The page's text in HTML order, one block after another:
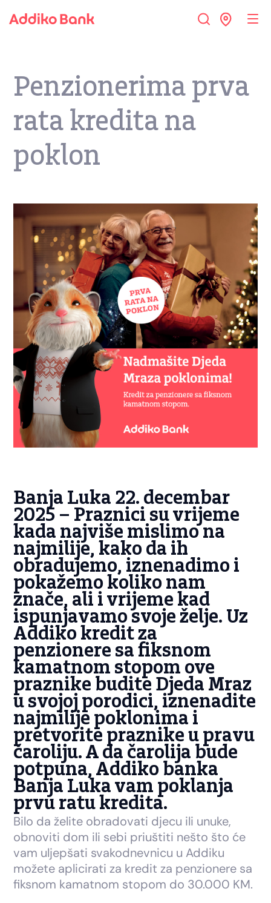
Penzionerima prva
rata kredita na
poklon
Banja Luka 22. decembar
2025 – Praznici su vrijeme
kada najviše mislimo na
najmilije, kako da ih
obradujemo, iznenadimo i
pokažemo koliko nam
znače, ali i vrijeme kad
ispunjavamo svoje želje. Uz
Addiko kredit za
penzionere sa fiksnom
kamatnom stopom ove
praznike budite Djeda Mraz
u svojoj porodici, iznenadite
najmilije poklonima i
pretvorite praznike u pravu
čaroliju. A da čarolija bude
potpuna, Addiko banka
Banja Luka vam poklanja
prvu ratu kredita.
Bilo da želite obradovati djecu ili unuke,
obnoviti dom ili sebi priuštiti nešto što će
vam uljepšati svakodnevnicu u Addiku
možete aplicirati za kredit za penzionere sa
fiksnom kamatnom stopom do 30.000 KM.